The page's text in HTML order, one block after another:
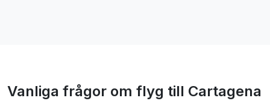
Vanliga frågor om flyg till Cartagena